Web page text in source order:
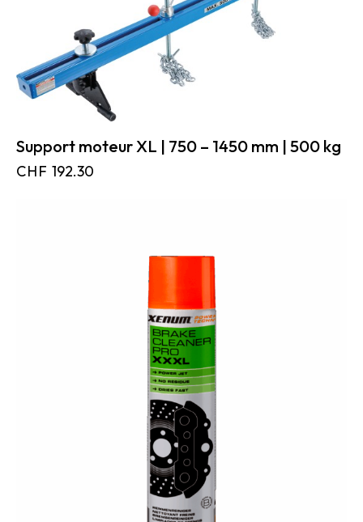
Support moteur XL | 750 – 1450 mm | 500 kg
CHF 192.30